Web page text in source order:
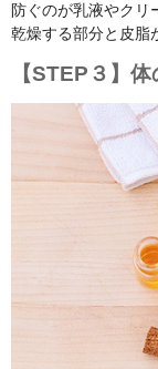
防ぐのが乳液やクリ
乾燥する部分と皮脂
【STEP３】